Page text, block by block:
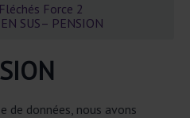
Force 2
EN SUS– PENSION
de données, nous avons